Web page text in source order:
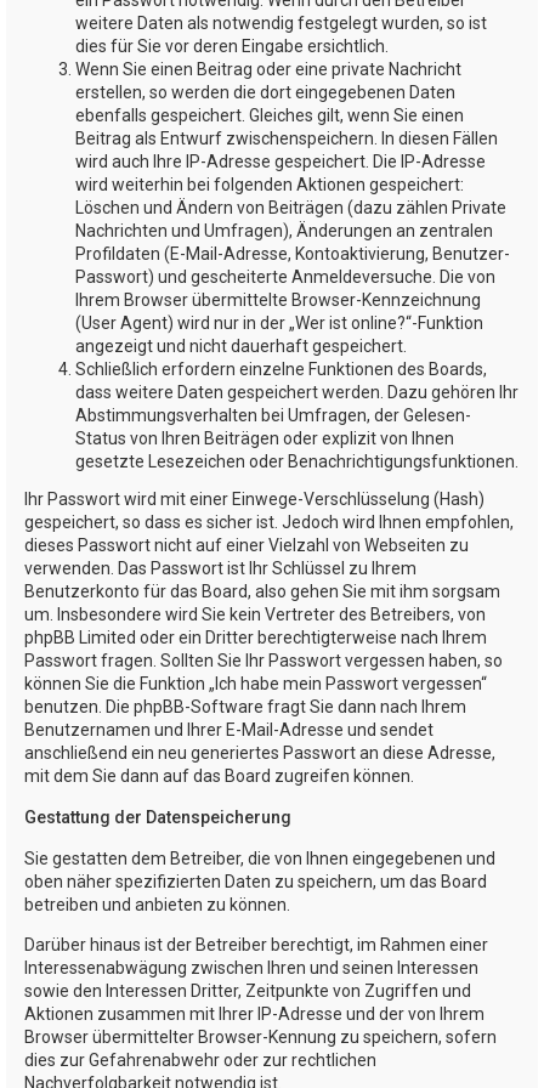
weitere Daten als notwendig festgelegt wurden, so ist
dies für Sie vor deren Eingabe ersichtlich.
Wenn Sie einen Beitrag oder eine private Nachricht
erstellen, so werden die dort eingegebenen Daten
ebenfalls gespeichert. Gleiches gilt, wenn Sie einen
Beitrag als Entwurf zwischenspeichern. In diesen Fällen
wird auch Ihre IP-Adresse gespeichert. Die IP-Adresse
wird weiterhin bei folgenden Aktionen gespeichert:
Löschen und Ändern von Beiträgen (dazu zählen Private
Nachrichten und Umfragen), Änderungen an zentralen
Profildaten (E-Mail-Adresse, Kontoaktivierung, Benutzer-
Passwort) und gescheiterte Anmeldeversuche. Die von
Ihrem Browser übermittelte Browser-Kennzeichnung
(User Agent) wird nur in der „Wer ist online?“-Funktion
angezeigt und nicht dauerhaft gespeichert.
Schließlich erfordern einzelne Funktionen des Boards,
dass weitere Daten gespeichert werden. Dazu gehören Ihr
Abstimmungsverhalten bei Umfragen, der Gelesen-
Status von Ihren Beiträgen oder explizit von Ihnen
gesetzte Lesezeichen oder Benachrichtigungsfunktionen.
Ihr Passwort wird mit einer Einwege-Verschlüsselung (Hash)
gespeichert, so dass es sicher ist. Jedoch wird Ihnen empfohlen,
dieses Passwort nicht auf einer Vielzahl von Webseiten zu
verwenden. Das Passwort ist Ihr Schlüssel zu Ihrem
Benutzerkonto für das Board, also gehen Sie mit ihm sorgsam
um. Insbesondere wird Sie kein Vertreter des Betreibers, von
phpBB Limited oder ein Dritter berechtigterweise nach Ihrem
Passwort fragen. Sollten Sie Ihr Passwort vergessen haben, so
können Sie die Funktion „Ich habe mein Passwort vergessen“
benutzen. Die phpBB-Software fragt Sie dann nach Ihrem
Benutzernamen und Ihrer E-Mail-Adresse und sendet
anschließend ein neu generiertes Passwort an diese Adresse,
mit dem Sie dann auf das Board zugreifen können.
Gestattung der Datenspeicherung
Sie gestatten dem Betreiber, die von Ihnen eingegebenen und
oben näher spezifizierten Daten zu speichern, um das Board
betreiben und anbieten zu können.
Darüber hinaus ist der Betreiber berechtigt, im Rahmen einer
Interessenabwägung zwischen Ihren und seinen Interessen
sowie den Interessen Dritter, Zeitpunkte von Zugriffen und
Aktionen zusammen mit Ihrer IP-Adresse und der von Ihrem
Browser übermittelter Browser-Kennung zu speichern, sofern
dies zur Gefahrenabwehr oder zur rechtlichen
Nachverfolgbarkeit notwendig ist.